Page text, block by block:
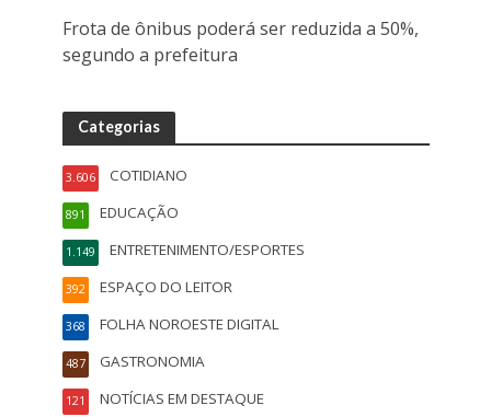
Frota de ônibus poderá ser reduzida a 50%,
segundo a prefeitura
Categorias
COTIDIANO
3.606
EDUCAÇÃO
891
ENTRETENIMENTO/ESPORTES
1.149
ESPAÇO DO LEITOR
392
FOLHA NOROESTE DIGITAL
368
GASTRONOMIA
487
NOTÍCIAS EM DESTAQUE
121